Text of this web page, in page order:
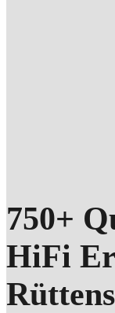
750+
HiFi